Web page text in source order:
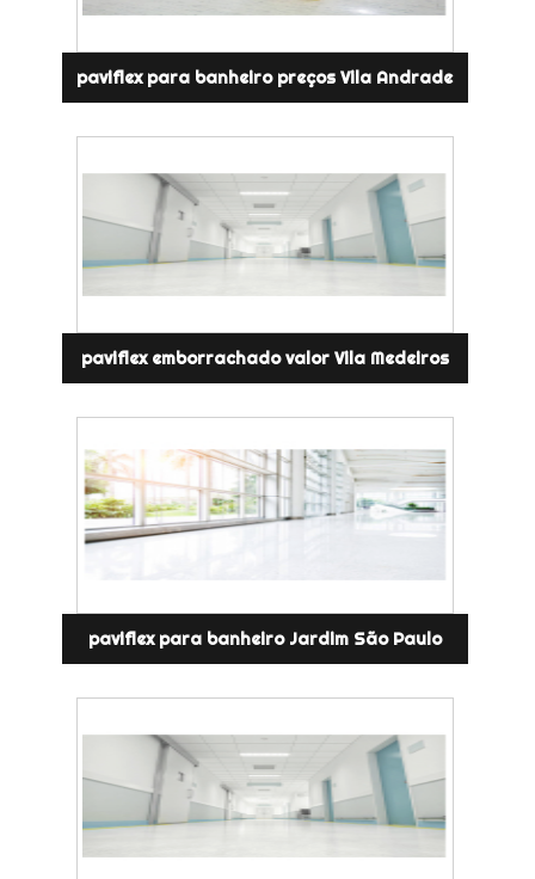
paviflex para banheiro preços Vila Andrade
paviflex emborrachado valor Vila Medeiros
paviflex para banheiro Jardim São Paulo